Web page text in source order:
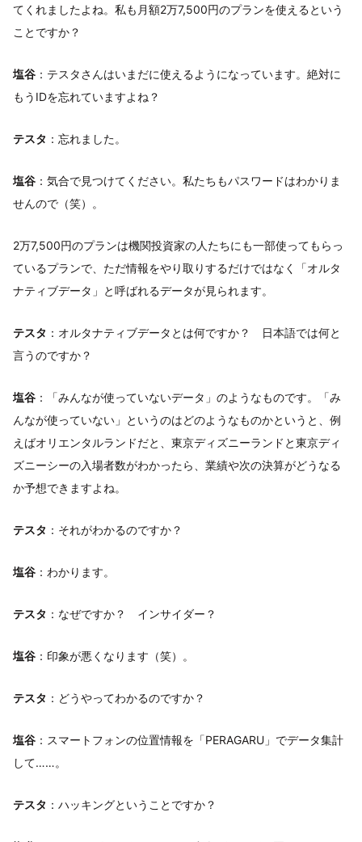
てくれましたよね。私も月額2万7,500円のプランを使えるという
ことですか？
塩谷 ：テスタさんはいまだに使えるようになっています。絶対に
もうIDを忘れていますよね？
テスタ ：忘れました。
塩谷 ：気合で見つけてください。私たちもパスワードはわかりま
せんので（笑）。
2万7,500円のプランは機関投資家の人たちにも一部使ってもらっ
ているプランで、ただ情報をやり取りするだけではなく「オルタ
ナティブデータ」と呼ばれるデータが見られます。
テスタ ：オルタナティブデータとは何ですか？ 日本語では何と
言うのですか？
塩谷 ：「みんなが使っていないデータ」のようなものです。「み
んなが使っていない」というのはどのようなものかというと、例
えばオリエンタルランドだと、東京ディズニーランドと東京ディ
ズニーシーの入場者数がわかったら、業績や次の決算がどうなる
か予想できますよね。
テスタ ：それがわかるのですか？
塩谷 ：わかります。
テスタ ：なぜですか？ インサイダー？
塩谷 ：印象が悪くなります（笑）。
テスタ ：どうやってわかるのですか？
塩谷 ：スマートフォンの位置情報を「PERAGARU」でデータ集計
して……。
テスタ ：ハッキングということですか？